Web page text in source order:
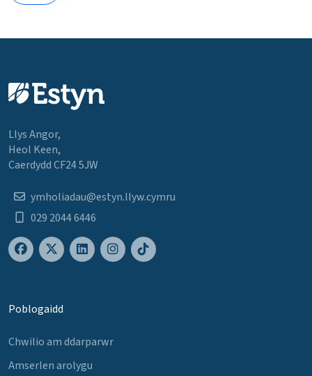
Llys Angor,
Heol Keen,
Caerdydd CF24 5JW
ymholiadau@estyn.llyw.cymru
029 2044 6446
Poblogaidd
Chwilio am ddarparwr
Amserlen arolygu